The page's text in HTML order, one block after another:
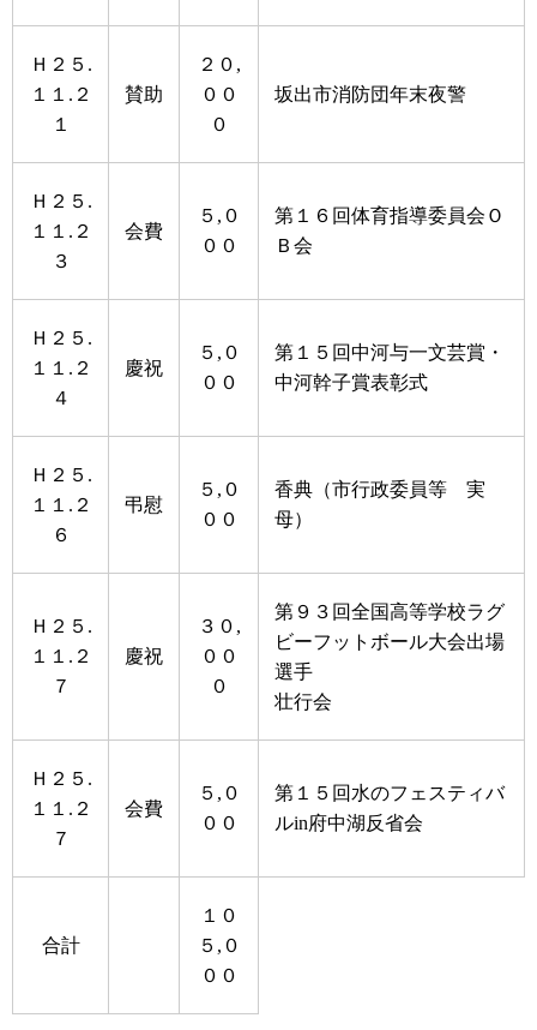
Ｈ２５.
１１.２
１
賛助
２０,
００
０
坂出市消防団年末夜警
Ｈ２５.
１１.２
３
会費
５,０
００
第１６回体育指導委員会Ｏ
Ｂ会
Ｈ２５.
１１.２
４
慶祝
５,０
００
第１５回中河与一文芸賞・
中河幹子賞表彰式
Ｈ２５.
１１.２
６
弔慰
５,０
００
香典（市行政委員等 実
母）
Ｈ２５.
１１.２
７
慶祝
３０,
００
０
第９３回全国高等学校ラグ
ビーフットボール大会出場
選手
壮行会
Ｈ２５.
１１.２
７
会費
５,０
００
第１５回水のフェスティバ
ルin府中湖反省会
合計
１０
５,０
００